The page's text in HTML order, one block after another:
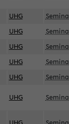
UHG
UHG
UHG
UHG
UHG
UHG